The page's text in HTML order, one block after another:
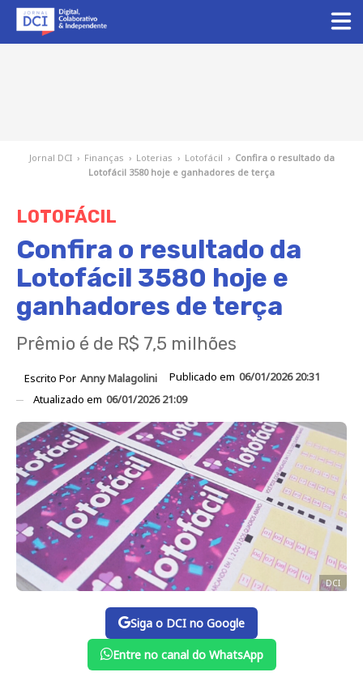
Jornal DCI › Finanças › Loterias › Lotofácil › Confira o resultado da
Lotofácil 3580 hoje e ganhadores de terça
LOTOFÁCIL
Confira o resultado da
Lotofácil 3580 hoje e
ganhadores de terça
Prêmio é de R$ 7,5 milhões
Escrito Por Anny Malagolini Publicado em 06/01/2026 20:31
Atualizado em 06/01/2026 21:09
DCI
Siga o DCI no Google
Entre no canal do WhatsApp